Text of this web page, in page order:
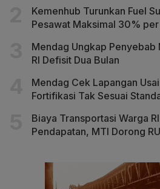
Kemenhub Turunkan Fuel
Pesawat Maksimal 30%
Mendag Ungkap Penyebab
RI Defisit Dua Bulan
Mendag Cek Lapangan
Fortifikasi Tak Sesuai
Biaya Transportasi Warga
Pendapatan, MTI Dorong